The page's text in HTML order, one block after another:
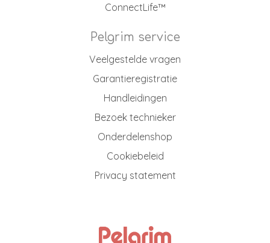
ConnectLife™
Pelgrim service
Veelgestelde vragen
Garantieregistratie
Handleidingen
Bezoek technieker
Onderdelenshop
Cookiebeleid
Privacy statement